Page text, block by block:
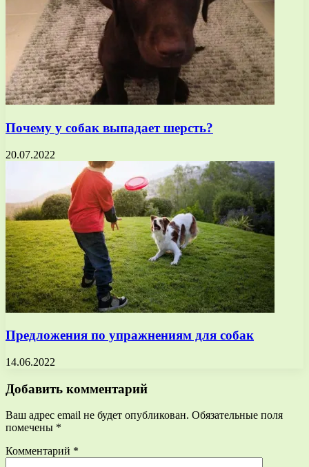
Почему у собак выпадает шерсть?
20.07.2022
Предложения по упражнениям для собак
14.06.2022
Добавить комментарий
Ваш адрес email не будет опубликован. Обязательные поля
помечены *
Комментарий *